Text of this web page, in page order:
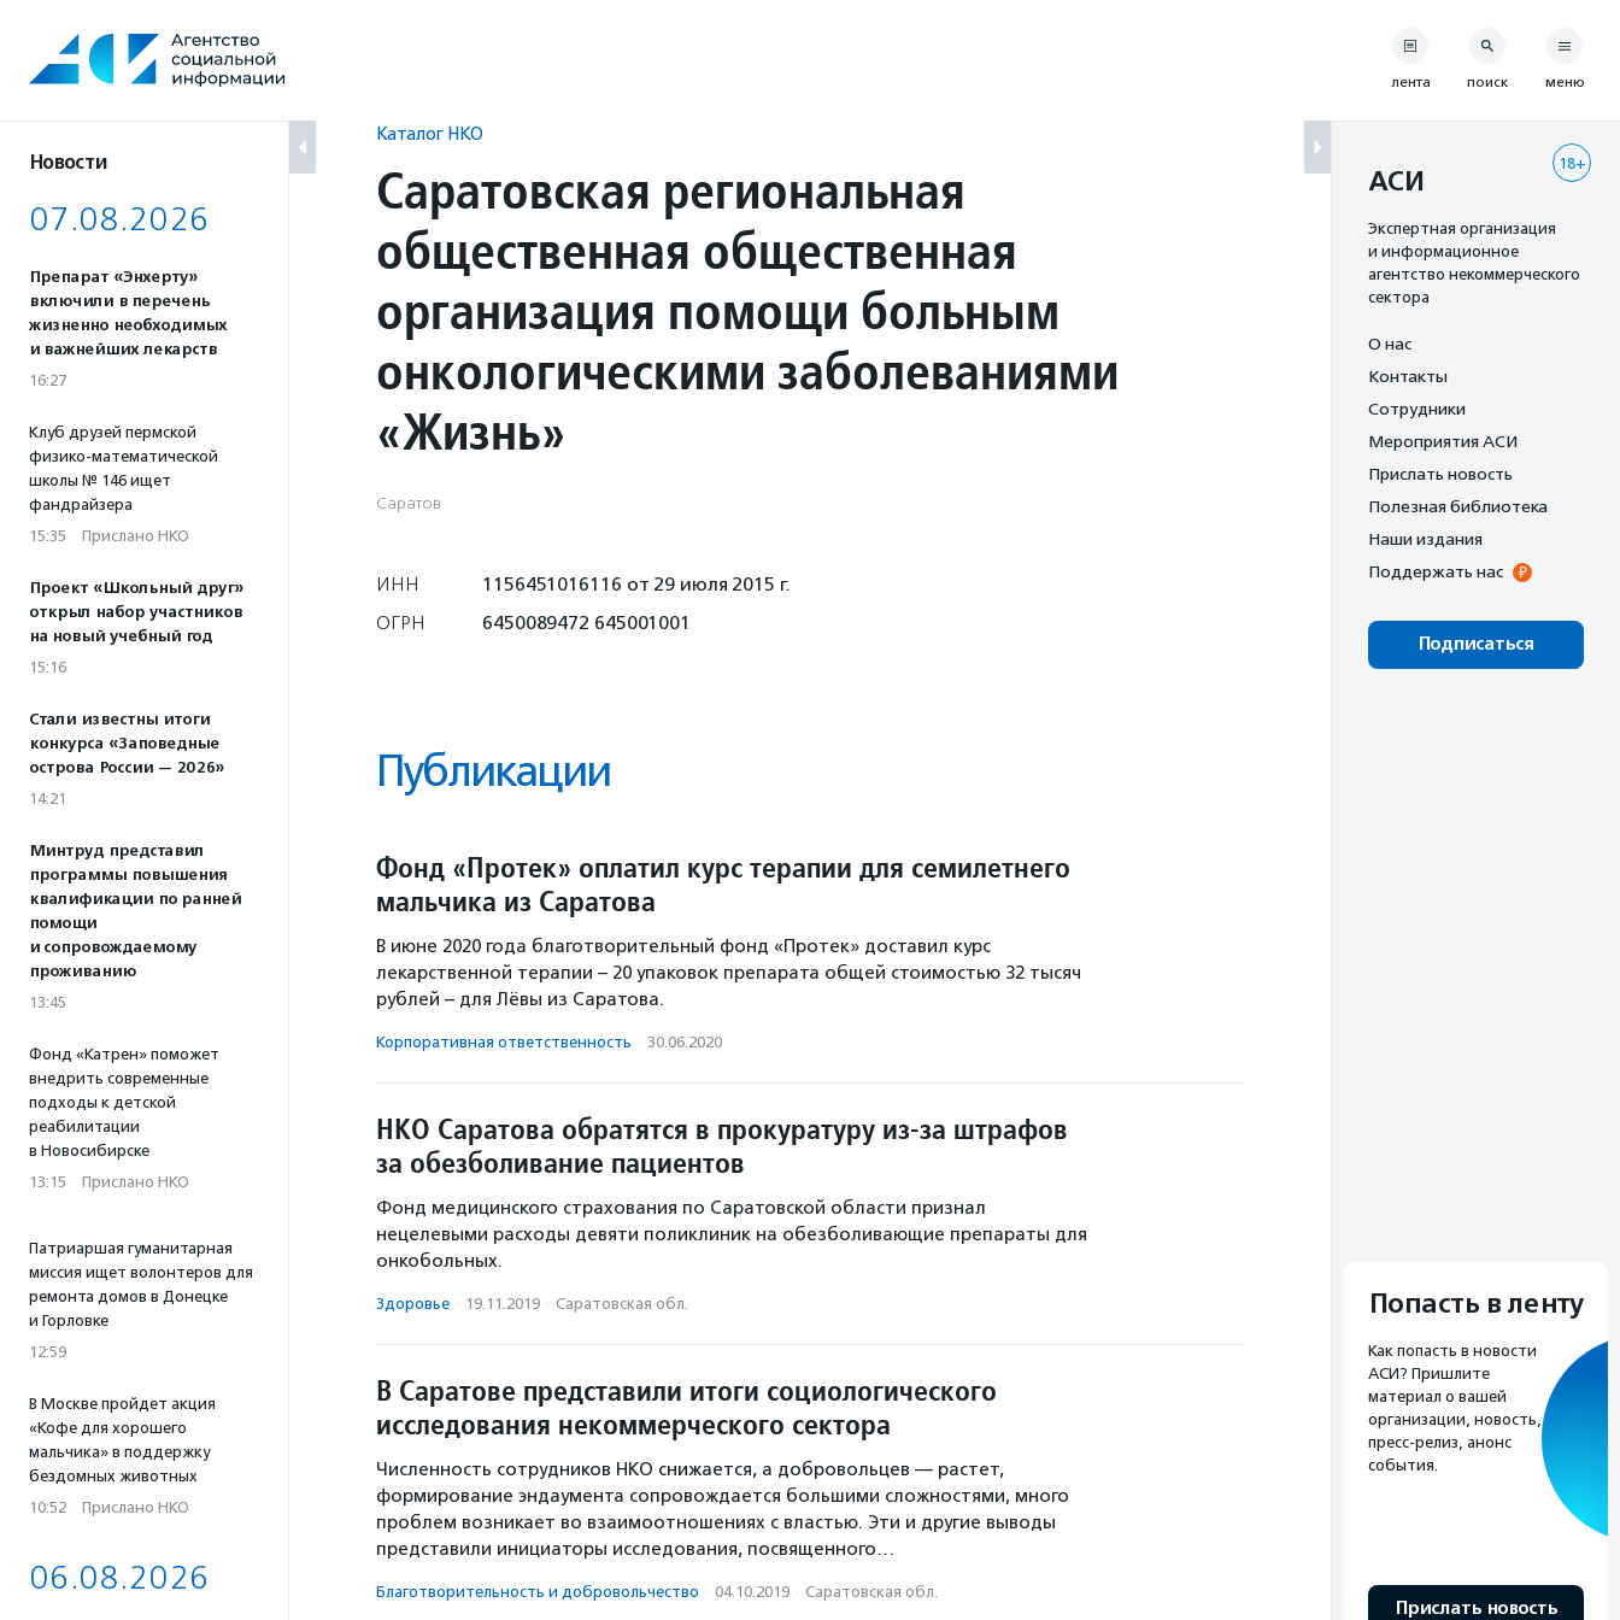
содержанию
Новости
07.08.2026
Препарат «Энхерту»
включили в перечень
жизненно необходимых
и важнейших лекарств
16:27
Клуб друзей пермской
физико-математической
школы № 146 ищет
фандрайзера
15:35 · Прислано НКО
Проект «Школьный друг»
открыл набор участников
на новый учебный год
15:16
Стали известны итоги
конкурса «Заповедные
острова России — 2026»
14:21
Минтруд представил
программы повышения
квалификации по ранней
помощи
и сопровождаемому
проживанию
13:45
Фонд «Катрен» поможет
внедрить современные
подходы к детской
реабилитации
в Новосибирске
13:15 · Прислано НКО
Патриаршая гуманитарная
миссия ищет волонтеров для
ремонта домов в Донецке
и Горловке
12:59
В Москве пройдет акция
«Кофе для хорошего
мальчика» в поддержку
бездомных животных
10:52 · Прислано НКО
06.08.2026
Каталог НКО
Саратовская региональная
общественная общественная
организация помощи больным
онкологическими заболеваниями
«Жизнь»
Саратов
ИНН
1156451016116 от 29 июля 2015 г.
ОГРН
6450089472 645001001
Публикации
Фонд «Протек» оплатил курс терапии для семилетнего
мальчика из Саратова
В июне 2020 года благотворительный фонд «Протек» доставил курс
лекарственной терапии – 20 упаковок препарата общей стоимостью 32 тысяч
рублей – для Лёвы из Саратова.
Корпоративная ответственность · 30.06.2020
НКО Саратова обратятся в прокуратуру из-за штрафов
за обезболивание пациентов
Фонд медицинского страхования по Саратовской области признал
нецелевыми расходы девяти поликлиник на обезболивающие препараты для
онкобольных.
Здоровье · 19.11.2019 · Саратовская обл.
В Саратове представили итоги социологического
исследования некоммерческого сектора
Численность сотрудников НКО снижается, а добровольцев — растет,
формирование эндаумента сопровождается большими сложностями, много
проблем возникает во взаимоотношениях с властью. Эти и другие выводы
представили инициаторы исследования, посвященного…
Благотвори­тель­ность и доброволь­чест­во · 04.10.2019 · Саратовская обл.
лента поиск меню
18+
АСИ
Экспертная организация
и информационное
агентство некоммерческого
сектора
О нас
Контакты
Сотрудники
Мероприятия АСИ
Прислать новость
Полезная библиотека
Наши издания
Поддержать нас
Подписаться
Попасть в ленту
Как попасть в новости
АСИ? Пришлите
материал о вашей
организации, новость,
пресс-релиз, анонс
события.
Прислать новость